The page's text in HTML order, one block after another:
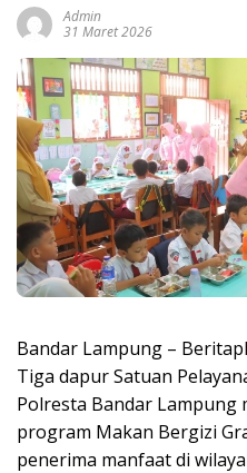
Admin
31 Maret 2026
Bandar Lampung –
Tiga dapur Satuan
Polresta Bandar Lampung
program Makan Bergizi
penerima manfaat di